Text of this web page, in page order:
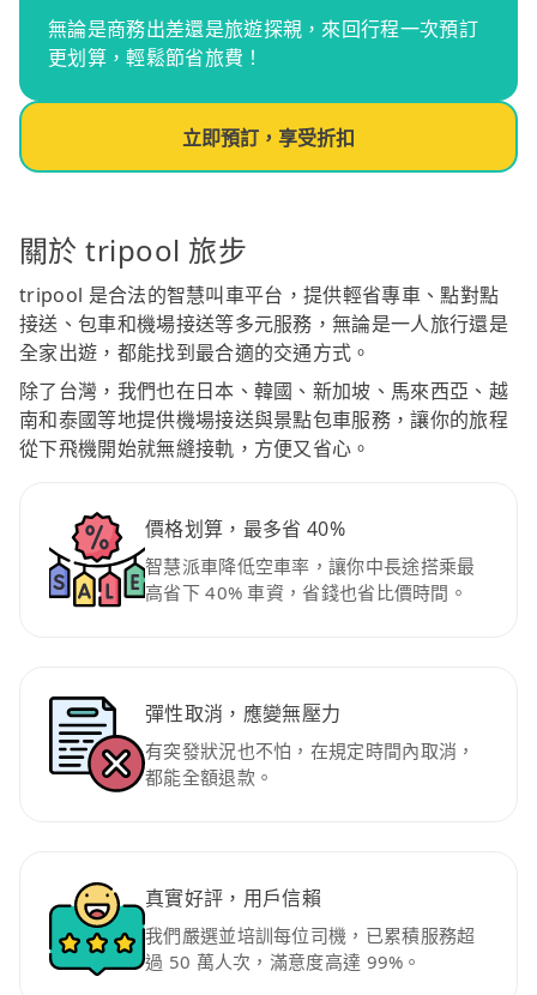
無論是商務出差還是旅遊探親，來回行程一次預訂
更划算，輕鬆節省旅費！
立即預訂，享受折扣
關於 tripool 旅步
tripool 是合法的智慧叫車平台，提供輕省專車、點對點
接送、包車和機場接送等多元服務，無論是一人旅行還是
全家出遊，都能找到最合適的交通方式。
除了台灣，我們也在日本、韓國、新加坡、馬來西亞、越
南和泰國等地提供機場接送與景點包車服務，讓你的旅程
從下飛機開始就無縫接軌，方便又省心。
價格划算，最多省 40%
智慧派車降低空車率，讓你中長途搭乘最
高省下 40% 車資，省錢也省比價時間。
彈性取消，應變無壓力
有突發狀況也不怕，在規定時間內取消，
都能全額退款。
真實好評，用戶信賴
我們嚴選並培訓每位司機，已累積服務超
過 50 萬人次，滿意度高達 99%。